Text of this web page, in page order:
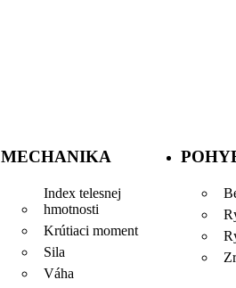
MECHANIKA
Index telesnej
hmotnosti
Krútiaci moment
Sila
Váha